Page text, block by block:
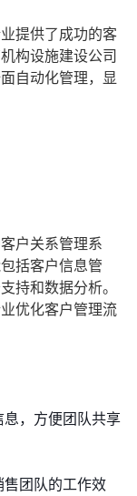
提供了成功的客
构设施建设公司
自动化管理，显
户关系管理系
括客户信息管
持和数据分析。
优化客户管理流
息，方便团队共享
售团队的工作效